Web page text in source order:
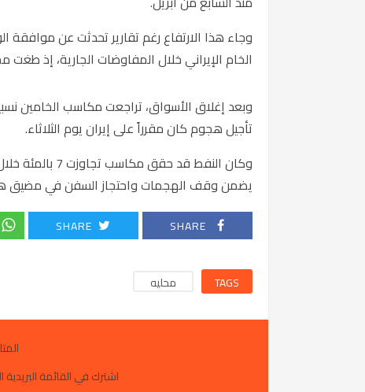
وجاء هذا الارتفاع رغم تقارير تحدثت عن موافقة
الخام الإيراني خلال المفاوضات الجارية، إذ طغت
وبعد إغلاق الأسواق، تراجعت مكاسب الخامين
تأجيل هجوم كان مقرراً علىإيران يوم الثلاثاء.
وكان النفط قد
يضمن وقف الهجمات واحتجاز السفن فيمضيق
SHARE
SHARE
TAGS محليه
اشترك في القائمة البريدية